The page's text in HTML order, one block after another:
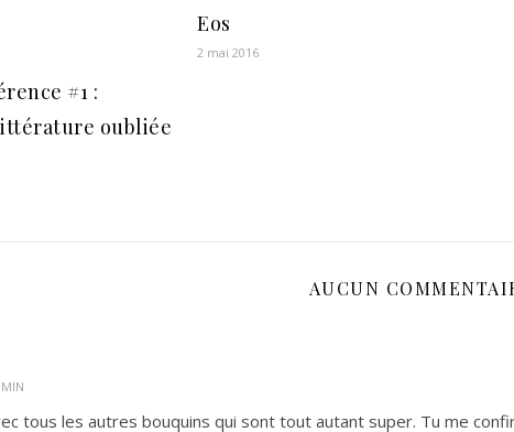
#1 :
oubliée
Eos
2 mai 2016
AUCUN
tous les autres bouquins qui sont tout autant super. Tu me